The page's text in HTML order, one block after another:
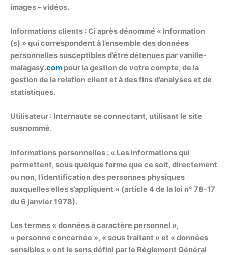
images – vidéos.
Informations clients :Ci après dénommé « Information
(s) » qui correspondent à l’ensemble des données
personnelles susceptibles d’être détenues par vanille-
malagasy.com pour la gestion de votre compte, de la
gestion de la relation client et à des fins d’analyses et de
statistiques.
Utilisateur : Internaute se connectant, utilisant le site
susnommé.
Informations personnelles : « Les informations qui
permettent, sous quelque forme que ce soit, directement
ou non, l’identification des personnes physiques
auxquelles elles s’appliquent » (article 4 de la loi n° 78-17
du 6 janvier 1978).
Les termes « données à caractère personnel »,
« personne concernée », « sous traitant » et « données
sensibles » ont le sens défini par le Règlement Général